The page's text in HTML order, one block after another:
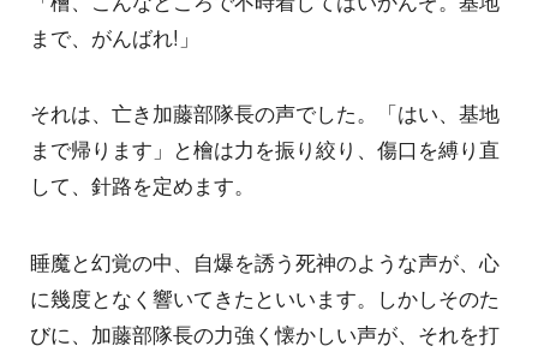
まで、がんばれ!」
それは、亡き加藤部隊長の声でした。「はい、基地
まで帰ります」と檜は力を振り絞り、傷口を縛り直
して、針路を定めます。
睡魔と幻覚の中、自爆を誘う死神のような声が、心
に幾度となく響いてきたといいます。しかしそのた
びに、加藤部隊長の力強く懐かしい声が、それを打